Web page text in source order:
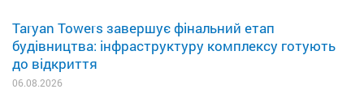
Taryan Towers завершує фінальний етап
будівництва: інфраструктуру комплексу готують
до відкриття
06.08.2026